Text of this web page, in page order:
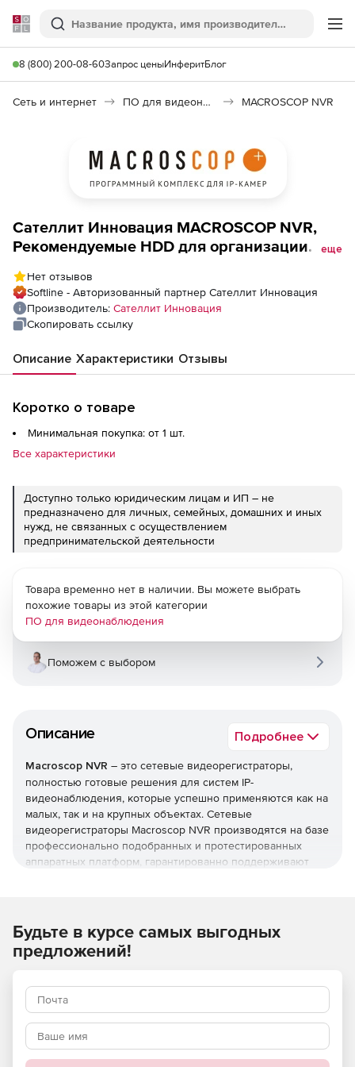
Softline
Поиск
8 (800) 200-08-60Запрос ценыИнферитБлог
Сеть и интернет ПО для видеонаблюдения MACROSCOP NVR
Сателлит Инновация MACROSCOP NVR,
Рекомендуемые HDD для организации
видеонаблюдения 24/7), HDD 2,5. 1 Тб.
Используется в mini
еще
Нет отзывов
Softline - Авторизованный партнер Сателлит Инновация
Производитель: Сателлит Инновация
Скопировать ссылку
Описание Характеристики Отзывы
Коротко о товаре
Минимальная покупка: от 1 шт.
Все характеристики
Доступно только юридическим лицам и ИП – не
предназначено для личных, семейных, домашних и иных
нужд, не связанных с осуществлением
предпринимательской деятельности
Описание Подробнее
Macroscop NVR – это сетевые видеорегистраторы,
полностью готовые решения для систем IP-
видеонаблюдения, которые успешно применяются как на
малых, так и на крупных объектах. Сетевые
видеорегистраторы Macroscop NVR производятся на базе
профессионально подобранных и протестированных
аппаратных платформ, гарантированно поддерживают
производительности, при помощи которых можно без
труда определить, сколько камер будет гарантированно
разрешении, формате сжатия, скорости записи, а также
при использовании интеллектуальных функций.
Ключевые особенности Macroscop NVR:
Подключение любой IP-камеры из списка
Товара временно нет в наличии. Вы можете выбрать
похожие товары из этой категории
ПО для видеонаблюдения
Поможем с выбором
Будьте в курсе самых выгодных
предложений!